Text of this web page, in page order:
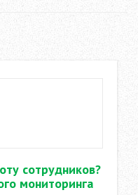
сотрудников?
мониторинга